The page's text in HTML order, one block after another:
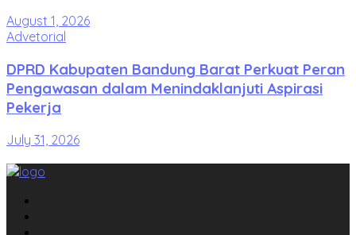
August 1, 2026
Advetorial
DPRD Kabupaten Bandung Barat Perkuat Peran
Pengawasan dalam Menindaklanjuti Aspirasi
Pekerja
July 31, 2026